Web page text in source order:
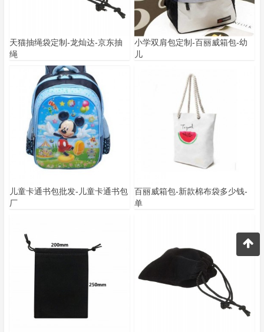
天猫抽绳袋定制-龙灿达-京东抽
绳
小学双肩包定制-百丽威箱包-幼
儿
儿童卡通书包批发-儿童卡通书包
厂
百丽威箱包-新款棉布袋多少钱-
单